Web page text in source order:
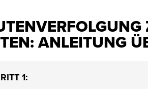
ANLEITUNG
1: